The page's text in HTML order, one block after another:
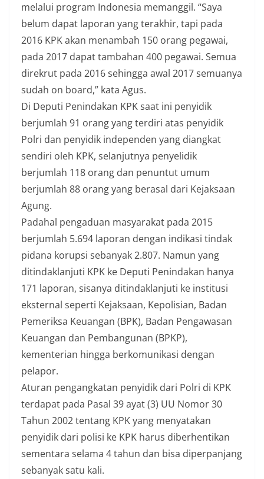
melalui program Indonesia memanggil. “Saya
belum dapat laporan yang terakhir, tapi pada
2016 KPK akan menambah 150 orang pegawai,
pada 2017 dapat tambahan 400 pegawai. Semua
direkrut pada 2016 sehingga awal 2017 semuanya
sudah on board,” kata Agus.
Di Deputi Penindakan KPK saat ini penyidik
berjumlah 91 orang yang terdiri atas penyidik
Polri dan penyidik independen yang diangkat
sendiri oleh KPK, selanjutnya penyelidik
berjumlah 118 orang dan penuntut umum
berjumlah 88 orang yang berasal dari Kejaksaan
Agung.
Padahal pengaduan masyarakat pada 2015
berjumlah 5.694 laporan dengan indikasi tindak
pidana korupsi sebanyak 2.807. Namun yang
ditindaklanjuti KPK ke Deputi Penindakan hanya
171 laporan, sisanya ditindaklanjuti ke institusi
eksternal seperti Kejaksaan, Kepolisian, Badan
Pemeriksa Keuangan (BPK), Badan Pengawasan
Keuangan dan Pembangunan (BPKP),
kementerian hingga berkomunikasi dengan
pelapor.
Aturan pengangkatan penyidik dari Polri di KPK
terdapat pada Pasal 39 ayat (3) UU Nomor 30
Tahun 2002 tentang KPK yang menyatakan
penyidik dari polisi ke KPK harus diberhentikan
sementara selama 4 tahun dan bisa diperpanjang
sebanyak satu kali.